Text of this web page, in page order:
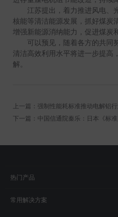
江苏提出，着力推进风电、
核能等清洁能源发展，抓好煤炭
增强新能源消纳能力，促进煤炭
可以预见，随着各方的共同
清洁高效利用水平将进一步提高
解。
上一篇：强制性能耗标准推动电解铝
下一篇：中国信通院秦乐：日本《标
热门产品
常用解决方案